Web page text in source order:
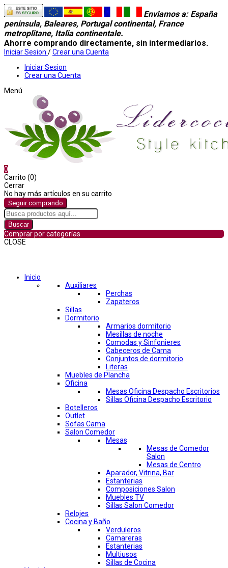
Enviamos a: España
peninsula, Baleares, Portugal continental, France
metroplitane, Italia continentale.
Ahorre comprando directamente, sin intermediarios.
Iniciar Sesion /Crear una Cuenta
Iniciar Sesion
Crear una Cuenta
Menú
0
Carrito (0)
Cerrar
No hay más artículos en su carrito
Seguir comprando
Buscar
Comprar por categorías
CLOSE
Inicio
Auxiliares
Perchas
Zapateros
Sillas
Dormitorio
Armarios dormitorio
Mesillas de noche
Comodas y Sinfonieres
Cabeceros de Cama
Conjuntos de dormitorio
Literas
Muebles de Plancha
Oficina
Mesas Oficina Despacho Escritorios
Sillas Oficina Despacho Escritorio
Botelleros
Outlet
Sofas Cama
Salon Comedor
Mesas
Mesas de Comedor
Salon
Mesas de Centro
Aparador, Vitrina, Bar
Estanterias
Composiciones Salon
Muebles TV
Sillas Salon Comedor
Relojes
Cocina y Baño
Verduleros
Camareras
Estanterias
Multiusos
Sillas de Cocina